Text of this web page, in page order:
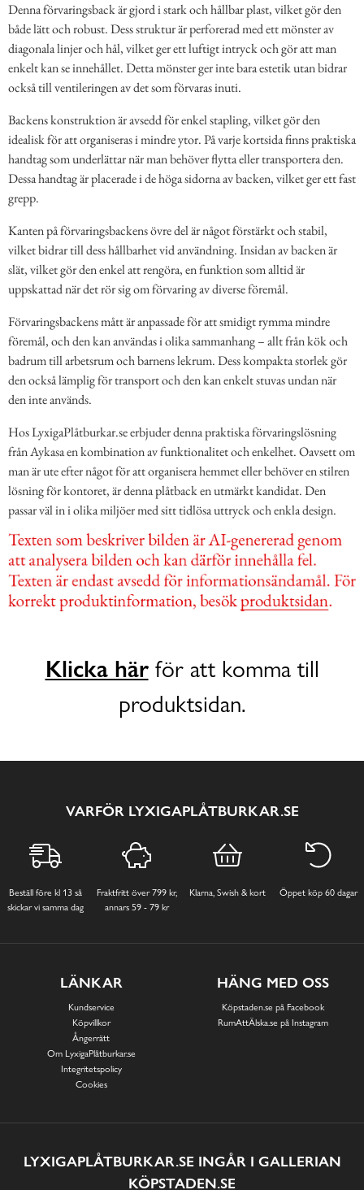
Denna förvaringsback är gjord i stark och hållbar plast, vilket gör den
både lätt och robust. Dess struktur är perforerad med ett mönster av
diagonala linjer och hål, vilket ger ett luftigt intryck och gör att man
enkelt kan se innehållet. Detta mönster ger inte bara estetik utan bidrar
också till ventileringen av det som förvaras inuti.
Backens konstruktion är avsedd för enkel stapling, vilket gör den
idealisk för att organiseras i mindre ytor. På varje kortsida finns praktiska
handtag som underlättar när man behöver flytta eller transportera den.
Dessa handtag är placerade i de höga sidorna av backen, vilket ger ett fast
grepp.
Kanten på förvaringsbackens övre del är något förstärkt och stabil,
vilket bidrar till dess hållbarhet vid användning. Insidan av backen är
slät, vilket gör den enkel att rengöra, en funktion som alltid är
uppskattad när det rör sig om förvaring av diverse föremål.
Förvaringsbackens mått är anpassade för att smidigt rymma mindre
föremål, och den kan användas i olika sammanhang – allt från kök och
badrum till arbetsrum och barnens lekrum. Dess kompakta storlek gör
den också lämplig för transport och den kan enkelt stuvas undan när
den inte används.
Hos LyxigaPlåtburkar.se erbjuder denna praktiska förvaringslösning
från Aykasa en kombination av funktionalitet och enkelhet. Oavsett om
man är ute efter något för att organisera hemmet eller behöver en stilren
lösning för kontoret, är denna plåtback en utmärkt kandidat. Den
passar väl in i olika miljöer med sitt tidlösa uttryck och enkla design.
Klicka härför att komma till
produktsidan.
VARFÖR LYXIGAPLÅTBURKAR.SE
Beställ före kl 13 så
skickar vi samma dag
Fraktfritt över 799 kr,
annars 59 - 79 kr
Klarna, Swish & kort Öppet köp 60 dagar
LÄNKAR
Kundservice
Köpvillkor
Ångerrätt
Om LyxigaPlåtburkar.se
Integritetspolicy
Cookies
HÄNG MED OSS
Köpstaden.se på Facebook
RumAttÄlska.se på Instagram
LYXIGAPLÅTBURKAR.SE INGÅR I GALLERIAN
KÖPSTADEN.SE